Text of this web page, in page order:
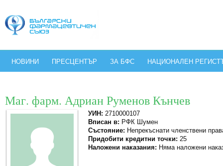
НОВИНИ ПРЕСЦЕНТЪР ЗА БФС НАЦИОНАЛЕН
Маг. фарм. Адриан Руменов Кънчев
УИН: 2710000107
Вписан в: РФК Шумен
Състояние: Непрекъснати членствени
Придобити кредитни точки: 25
Наложени наказания: Няма наложени